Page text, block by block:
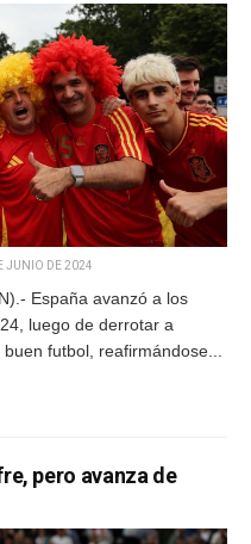
JUNIO DE 2024
España avanzó a los
luego de derrotar a
futbol, reafirmándose...
pero avanza de